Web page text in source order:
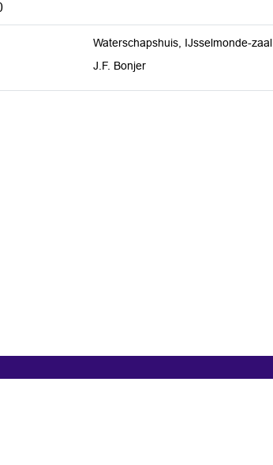
Waterschapshuis, IJsselmonde-zaal
J.F. Bonjer